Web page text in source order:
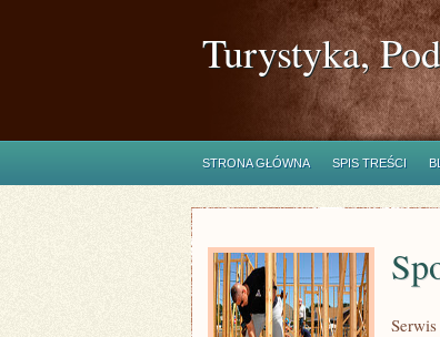
Turystyka,
STRONA GŁÓWNA SPIS TREŚCI